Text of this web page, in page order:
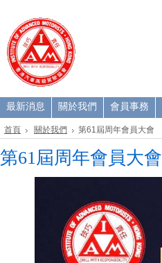
最新消息 關於我們 會員事務
首頁 關於我們 第61屆周年會員大會
第61屆周年會員大會